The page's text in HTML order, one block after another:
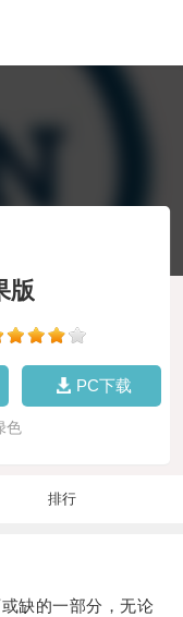
版
PC下载
色
排行
缺的一部分，无论